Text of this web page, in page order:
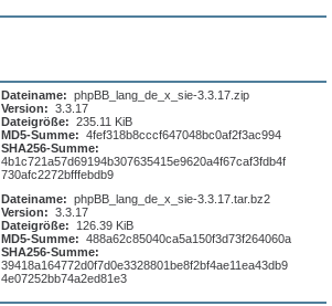
Dateiname: phpBB_lang_de_x_sie-3.3.17.zip
Version: 3.3.17
Dateigröße: 235.11 KiB
MD5-Summe: 4fef318b8cccf647048bc0af2f3ac994
SHA256-Summe:
4b1c721a57d69194b307635415e9620a4f67caf3fdb4f
730afc2272bfffebdb9
Dateiname: phpBB_lang_de_x_sie-3.3.17.tar.bz2
Version: 3.3.17
Dateigröße:
126.39 KiB
MD5-Summe: 488a62c85040ca5a150f3d73f264060a
SHA256-Summe:
39418a164772d0f7d0e3328801be8f2bf4ae11ea43db9
4e07252bb74a2ed81e3